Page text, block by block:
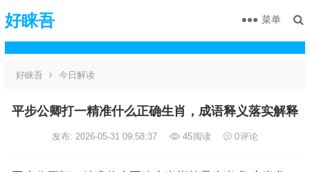
好睐吾 菜单
好睐吾 今日解读
平步公卿打一精准什么正确生肖，成语释义落实解释
发布: 2026-05-31 09:58:37 45阅读 0评论